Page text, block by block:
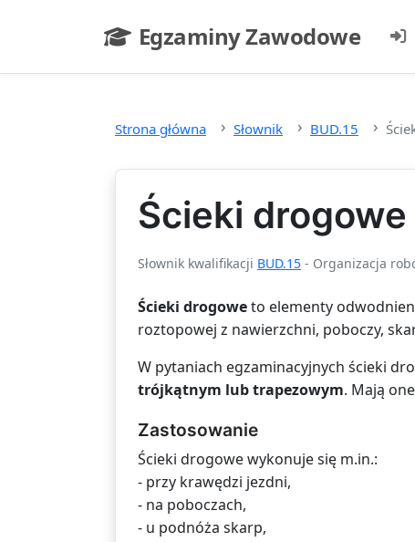
Egzaminy Zawodowe
- strona główna
Strona główna Słownik BUD.15
Ścieki drogowe
Słownik kwalifikacji BUD.15 - Organizacja
Ścieki drogoweto elementy
roztopowej z nawierzchni, poboczy,
W pytaniach egzaminacyjnych ścieki
trójkątnym lub trapezowym. Mają
Zastosowanie
Ścieki drogowe wykonuje się m.in.:
- przy krawędzi jezdni,
- na poboczach,
- u podnóża skarp,